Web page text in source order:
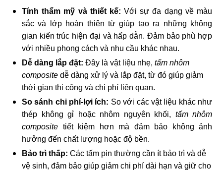
Tính thẩm mỹ và thiết kế: Với sự đa dạng về màu
sắc và lớp hoàn thiện từ giúp tạo ra những không
gian kiến ​​trúc hiện đại và hấp dẫn. Đảm bảo phù hợp
với nhiều phong cách và nhu cầu khác nhau.
Dễ dàng lắp đặt: Đây là vật liệu nhẹ, tấm nhôm
composite dễ dàng xử lý và lắp đặt, từ đó giúp giảm
thời gian thi công và chi phí liên quan.
So sánh chi phí-lợi ích: So với các vật liệu khác như
thép không gỉ hoặc nhôm nguyên khối, tấm nhôm
composite tiết kiệm hơn mà đảm bảo không ảnh
hưởng đến chất lượng hoặc độ bền.
Bảo trì thấp: Các tấm pin thường cần ít bảo trì và dễ
vệ sinh, đảm bảo giúp giảm chi phí dài hạn và giữ cho